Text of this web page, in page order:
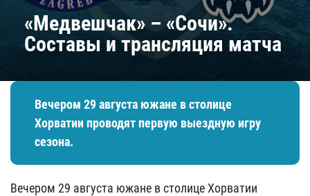
​«Медвешчак» – «Сочи».
Составы и трансляция матча
Вечером 29 августа южане в столице
Хорватии проводят первую выездную игру
сезона.
Вечером 29 августа южане в столице Хорватии